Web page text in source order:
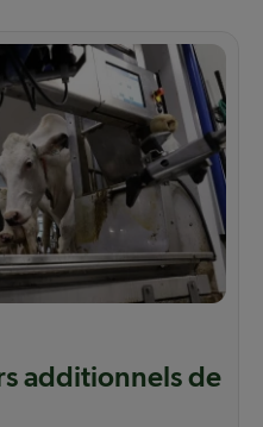
additionnels de